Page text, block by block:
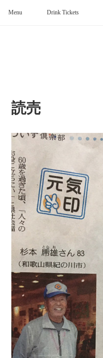
Menu Drink Tickets
読売